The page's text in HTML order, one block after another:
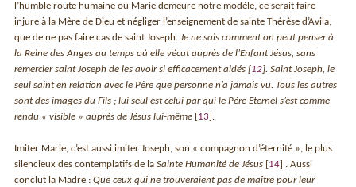
l’humble route humaine où Marie demeure notre modèle, ce serait faire
injure à la Mère de Dieu et négliger l’enseignement de sainte Thérèse d’Avila,
que de ne pas faire cas de saint Joseph.Je ne sais comment on peut penser à
la Reine des Anges au temps où elle vécut auprès de l’Enfant Jésus, sans
remercier saint Joseph de les avoir si efficacement aidés [12]. Saint Joseph, le
seul saint en relation avec le Père que personne n’a jamais vu. Tous les autres
sont des images du Fils ; lui seul est celui par qui le Père Eternel s’est comme
rendu « visible » auprès de Jésus lui-même
13 .
Imiter Marie, c’est aussi imiter Joseph, son « compagnon d’éternité », le plus
silencieux des contemplatifs de laSainte Humanité de Jésus 14
. Aussi
conclut la Madre :Que ceux qui ne trouveraient pas de maître pour leur